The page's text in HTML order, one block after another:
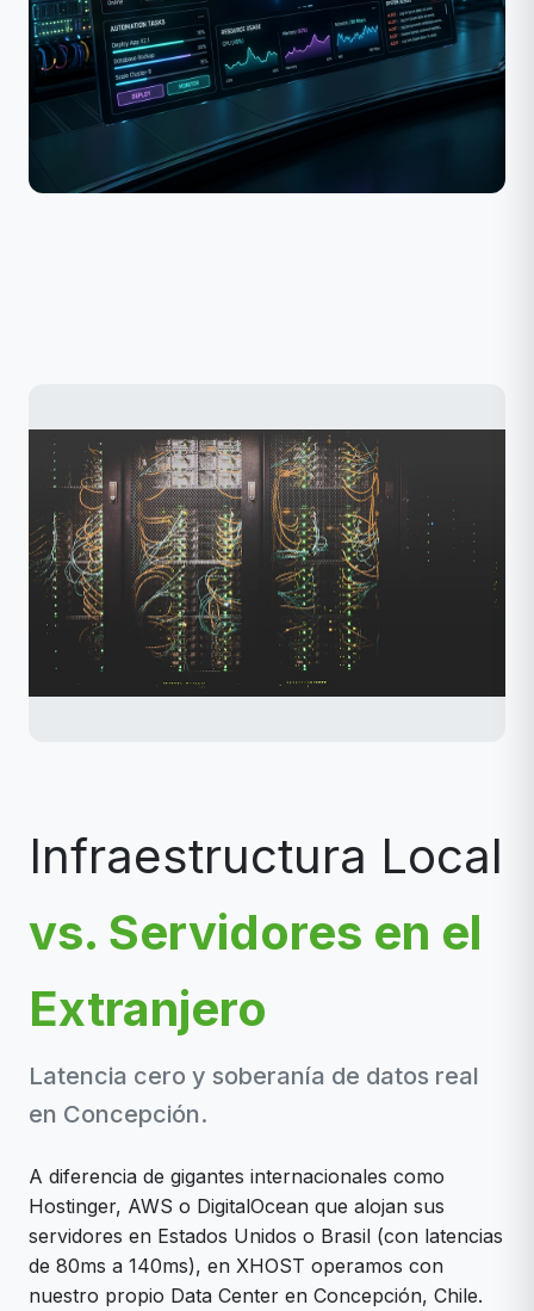
Infraestructura Local
vs. Servidores en el
Extranjero
Latencia cero y soberanía de datos real
en Concepción.
A diferencia de gigantes internacionales como
Hostinger, AWS o DigitalOcean que alojan sus
servidores en Estados Unidos o Brasil (con latencias
de 80ms a 140ms), en XHOST operamos con
nuestro propio Data Center en Concepción, Chile.